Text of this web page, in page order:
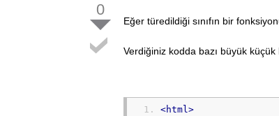
0
Eğer türedildiği sınıfın bir
Verdiğiniz kodda bazı büyük
<html>